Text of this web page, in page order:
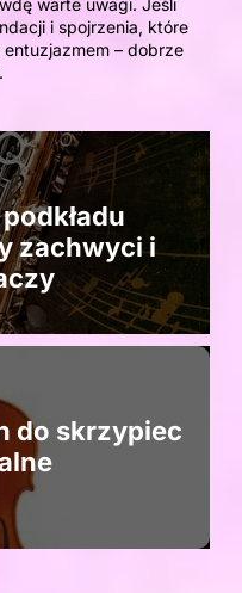
warte uwagi. Jeśli
i spojrzenia, które
– dobrze
zachwyci i
do skrzypiec